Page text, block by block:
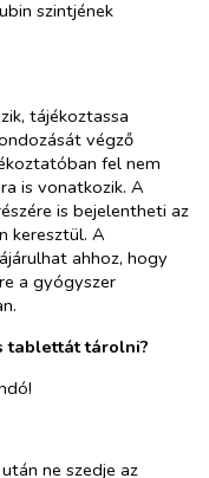
szintjének
tájékoztassa
végző
fel nem
is vonatkozik. A
is bejelentheti az
keresztül. A
ahhoz, hogy
a gyógyszer
tablettát tárolni?
ne szedje az